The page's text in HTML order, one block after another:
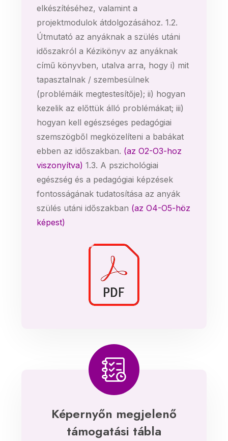
elkészítéséhez, valamint a
projektmodulok átdolgozásához. 1.2.
Útmutató az anyáknak a szülés utáni
időszakról a Kézikönyv az anyáknak
című könyvben, utalva arra, hogy i) mit
tapasztalnak / szembesülnek
(problémáik megtestesítője); ii) hogyan
kezelik az előttük álló problémákat; iii)
hogyan kell egészséges pedagógiai
szemszögből megközelíteni a babákat
ebben az időszakban. (az O2-O3-hoz
viszonyítva) 1.3. A pszichológiai
egészség és a pedagógiai képzések
fontosságának tudatosítása az anyák
szülés utáni időszakban (az O4-O5-höz
képest)
Képernyőn megjelenő
támogatási tábla